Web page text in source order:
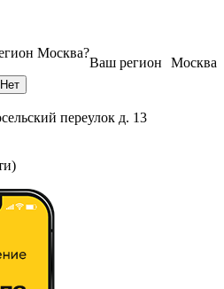
Москва
Ваш регион
Москва?
переулок д. 13